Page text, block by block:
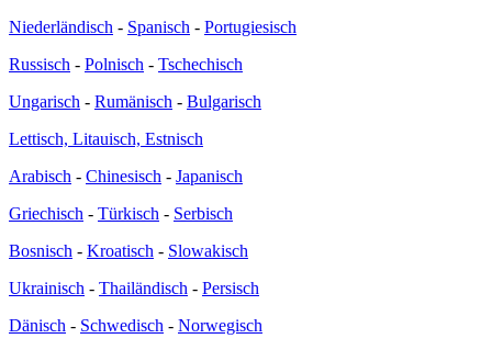
Niederländisch - Spanisch - Portugiesisch
Russisch - Polnisch - Tschechisch
Ungarisch - Rumänisch - Bulgarisch
Lettisch, Litauisch, Estnisch
Arabisch - Chinesisch - Japanisch
Griechisch - Türkisch - Serbisch
Bosnisch - Kroatisch - Slowakisch
Ukrainisch - Thailändisch - Persisch
Dänisch - Schwedisch - Norwegisch